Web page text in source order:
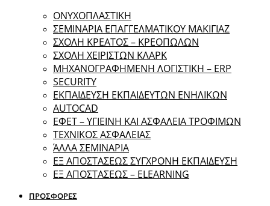
ΟΝΥΧΟΠΛΑΣΤΙΚΗ
ΣΕΜΙΝΑΡΙΑ ΕΠΑΓΓΕΛΜΑΤΙΚΟΥ ΜΑΚΙΓΙΑΖ
ΣΧΟΛΗ ΚΡΕΑΤΟΣ – ΚΡΕΟΠΩΛΩΝ
ΣΧΟΛΗ ΧΕΙΡΙΣΤΩΝ ΚΛΑΡΚ
ΜΗΧΑΝΟΓΡΑΦΗΜΕΝΗ ΛΟΓΙΣΤΙΚΗ – ERP
SECURITY
ΕΚΠΑΙΔΕΥΣΗ ΕΚΠΑΙΔΕΥΤΩΝ ΕΝΗΛΙΚΩΝ
ΑUTOCAD
ΕΦΕΤ – ΥΓΙΕΙΝΗ ΚΑΙ ΑΣΦΑΛΕΙΑ ΤΡΟΦΙΜΩΝ
ΤΕΧΝΙΚΟΣ ΑΣΦΑΛΕΙΑΣ
ΆΛΛΑ ΣΕΜΙΝΑΡΙΑ
EΞ ΑΠΟΣΤΑΣΕΩΣ ΣΥΓΧΡΟΝΗ ΕΚΠΑΙΔΕΥΣΗ
ΕΞ ΑΠΟΣΤΑΣΕΩΣ – ELEARNING
ΠΡΟΣΦΟΡΕΣ